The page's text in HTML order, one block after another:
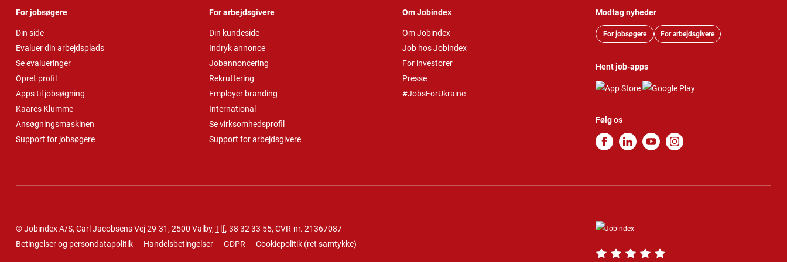
For jobsøgere
Din side
Evaluer din arbejdsplads
Se evalueringer
Opret profil
Apps til jobsøgning
Kaares Klumme
Ansøgningsmaskinen
Support for jobsøgere
For arbejdsgivere
Din kundeside
Indryk annonce
Jobannoncering
Rekruttering
Employer branding
International
Se virksomhedsprofil
Support for arbejdsgivere
Om Jobindex
Om Jobindex
Job hos Jobindex
For investorer
Presse
#JobsForUkraine
Modtag nyheder
For jobsøgere For arbejdsgivere
Hent job-apps
Følg os
© Jobindex A/S, Carl Jacobsens Vej 29-31, 2500 Valby, Tlf. 38 32 33 55, CVR-nr. 21367087
Betingelser og persondatapolitik
Handelsbetingelser GDPR Cookiepolitik (ret samtykke)